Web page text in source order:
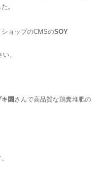
。
ョップのCMSのSOY
。
園 さんで高品質な鶏糞堆肥の